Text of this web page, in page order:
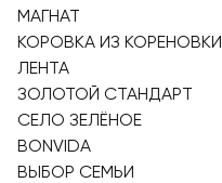
МАГНАТ
КОРОВКА ИЗ КОРЕНОВКИ
ЛЕНТА
ЗОЛОТОЙ СТАНДАРТ
СЕЛО ЗЕЛЁНОЕ
BONVIDA
ВЫБОР СЕМЬИ